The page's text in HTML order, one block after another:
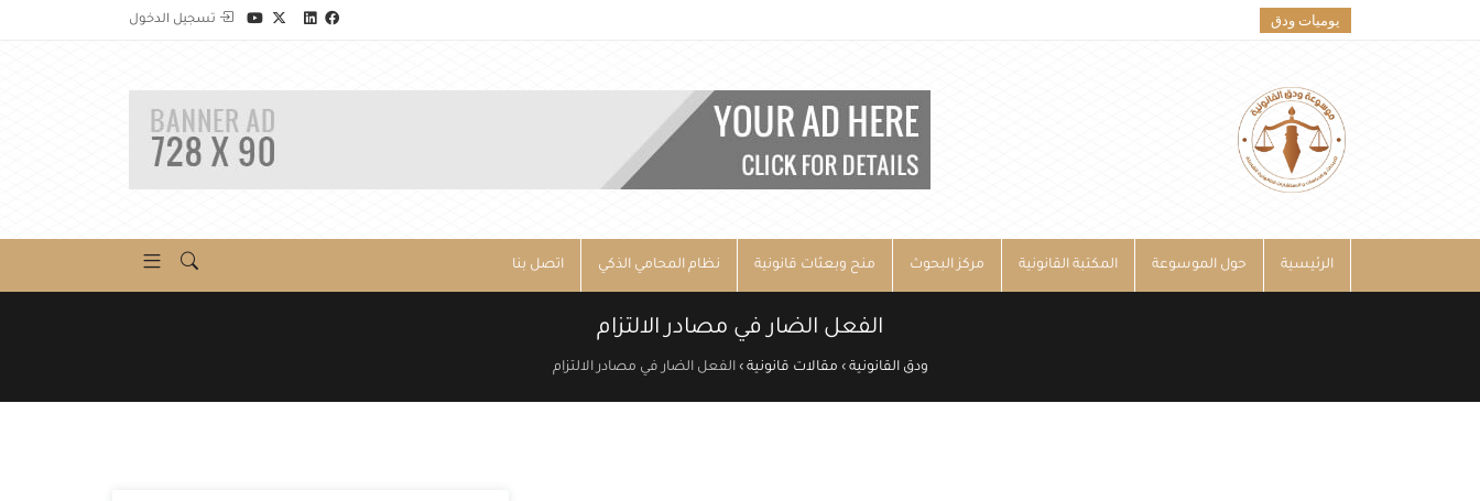
يوميات ودق تسجيل الدخول
الرئيسية حول الموسوعة المكتبة القانونية مركز البحوث منح وبعثات قانونية نظام المحامي الذكي اتصل بنا
الفعل الضار في مصادر الالتزام
ودق القانونية › مقالات قانونية ›الفعل الضار في مصادر الالتزام